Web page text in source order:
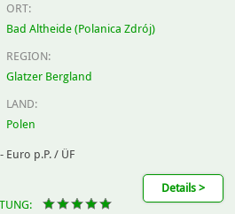
ORT:
Bad Altheide (Polanica Zdrój)
REGION:
Glatzer Bergland
LAND:
Polen
Euro p.P. / ÜF
Details >